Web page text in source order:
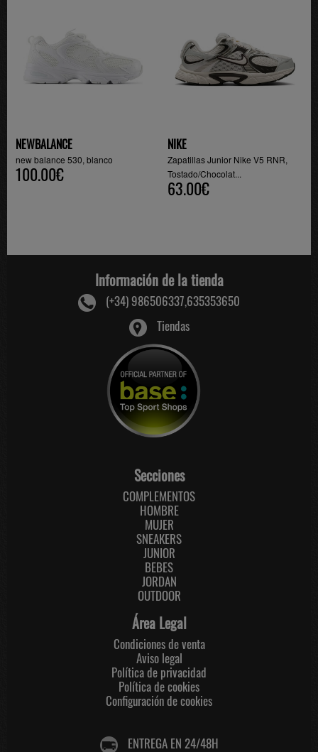
NEWBALANCE
new balance 530, blanco
100.00€
NIKE
Zapatillas Junior Nike V5 RNR,
Tostado/Chocolat...
63.00€
Información de la tienda
(+34) 986506337,635353650
Tiendas
Secciones
COMPLEMENTOS
HOMBRE
MUJER
SNEAKERS
JUNIOR
BEBES
JORDAN
OUTDOOR
Área Legal
Condiciones de venta
Aviso legal
Política de privacidad
Política de cookies
Configuración de cookies
ENTREGA EN 24/48H